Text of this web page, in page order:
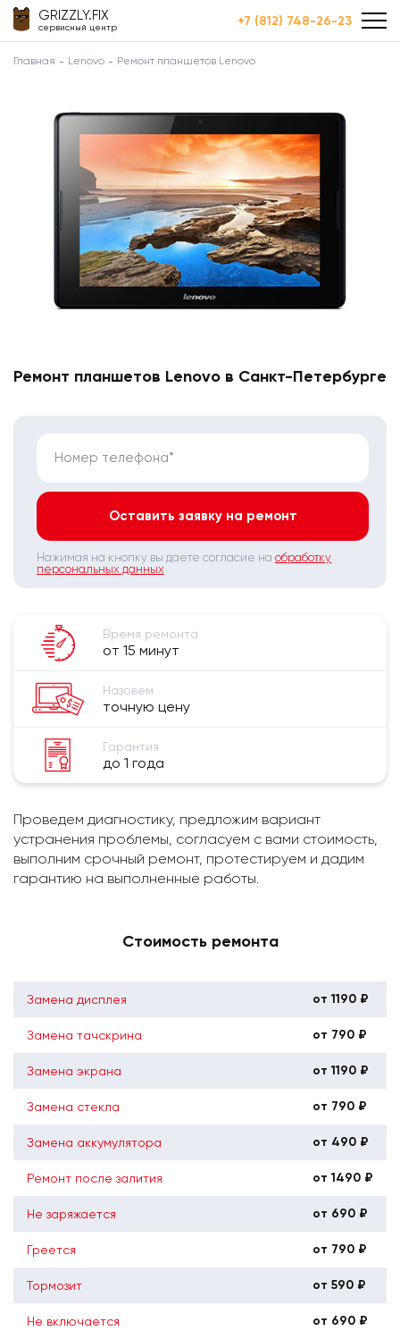
GRIZZLY.FIX
сервисный центр +7 (812) 748-26-23
Главная Lenovo Ремонт планшетов Lenovo
Ремонт планшетов Lenovo в Санкт-Петербурге
Номер телефона*
Оставить заявку на ремонт
Нажимая на кнопку вы даете согласие на обработку
персональных данных
Время ремонта
от 15 минут
Назовем
точную цену
Гарантия
до 1 года
Проведем диагностику, предложим вариант
устранения проблемы, согласуем с вами стоимость,
выполним срочный ремонт, протестируем и дадим
гарантию на выполненные работы.
Стоимость ремонта
Замена дисплея от 1190 ₽
Замена тачскрина от 790 ₽
Замена экрана от 1190 ₽
Замена стекла от 790 ₽
Замена аккумулятора от 490 ₽
Ремонт после залития от 1490 ₽
Не заряжается от 690 ₽
Греется от 790 ₽
Тормозит от 590 ₽
Не включается от 690 ₽